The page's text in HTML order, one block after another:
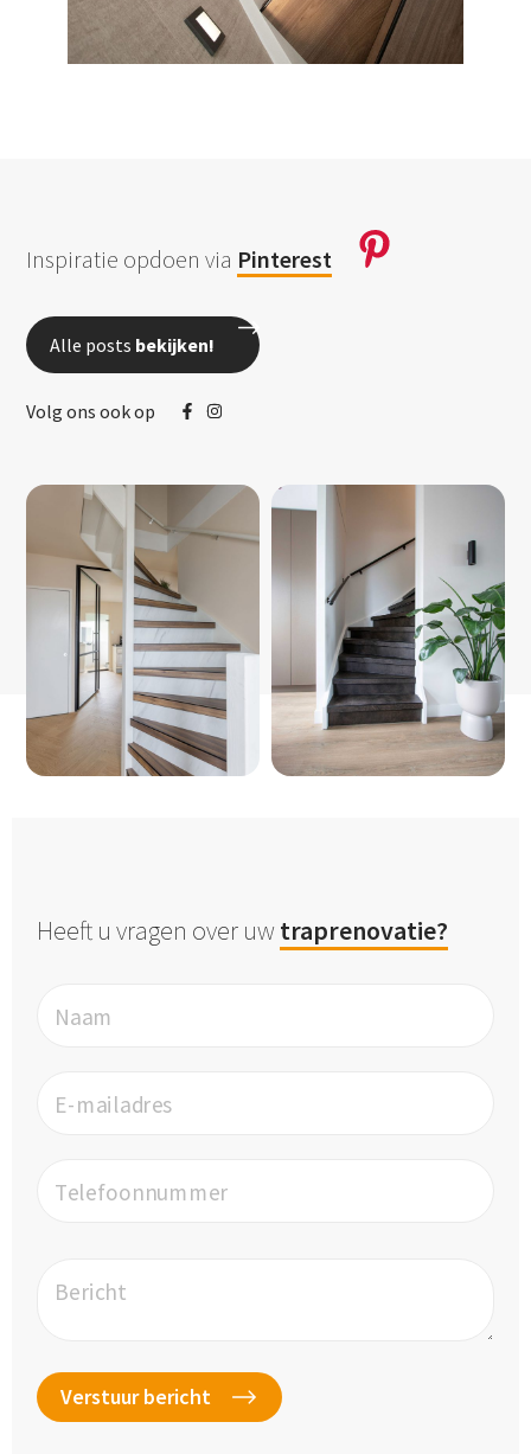
Inspiratie opdoen via Pinterest
Alle posts bekijken!
Volg ons ook op
Heeft u vragen over uwtraprenovatie?
Naam
E-mailadres
Telefoonnummer
Bericht